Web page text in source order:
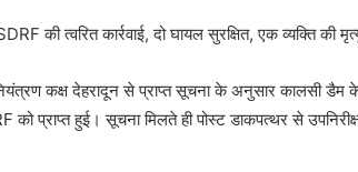
की त्वरित कार्रवाई, दो घायल सुरक्षित, एक व्यक्ति की
कक्ष देहरादून से प्राप्त सूचना के अनुसार कालसी डैम
को प्राप्त हुई। सूचना मिलते ही पोस्ट डाकपत्थर से